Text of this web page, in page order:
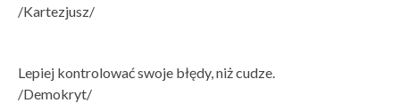
/Kartezjusz/
Lepiej kontrolować swoje błędy, niż cudze.
/Demokryt/